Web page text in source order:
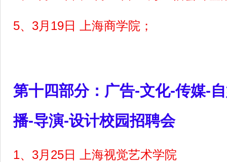
5、3月19日 上海商学院；
第十四部分：广告-文化-传媒-
播-导演-设计校园招聘会
1、3月25日 上海视觉艺术学院